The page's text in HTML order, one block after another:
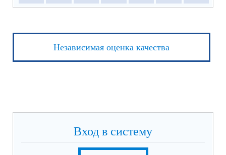
Независимая оценка качества
Вход в систему